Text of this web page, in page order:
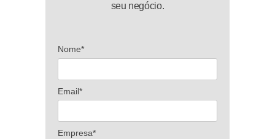
seu negócio.
Nome*
Email*
Empresa*